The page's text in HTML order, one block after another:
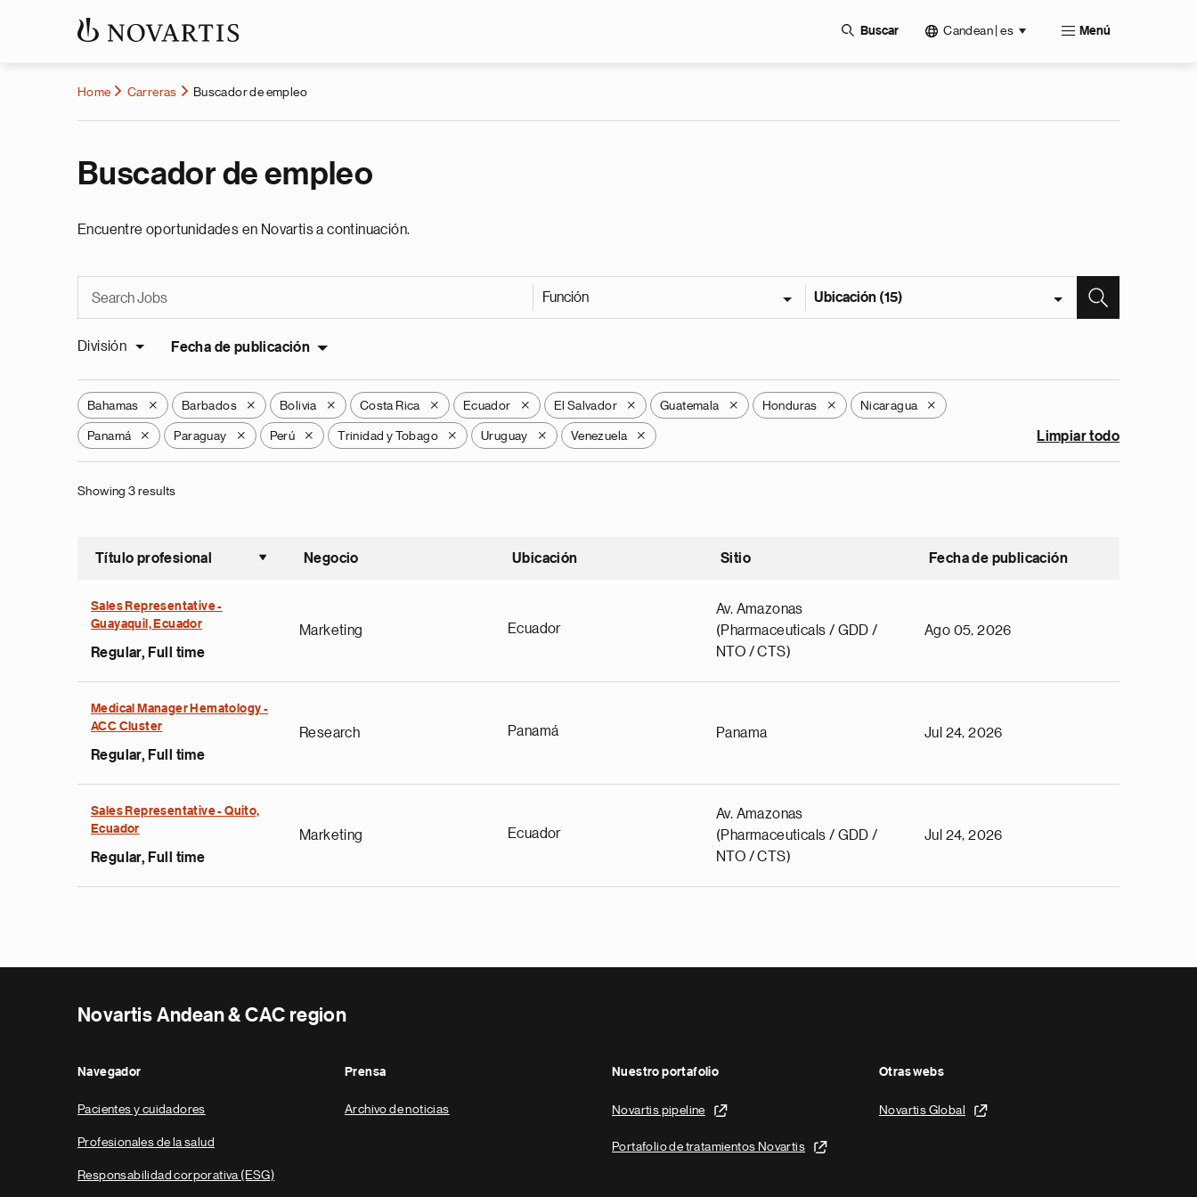
Buscar Candean | es Menú
Home Carreras Buscador de empleo
Buscador de empleo
Encuentre oportunidades en Novartis a continuación.
Función Ubicación (15)
División Fecha de publicación
Bahamas X Barbados X Bolivia X Costa Rica X Ecuador X El Salvador X Guatemala X Honduras X Nicaragua X
Panamá X Paraguay X Perú X Trinidad y Tobago X Uruguay X Venezuela X Limpiar todo
Showing 3 results
Título profesional
Ordenar ascendente
Negocio Ubicación Sitio Fecha de publicación
Sales Representative -
Guayaquil, Ecuador
Regular, Full time
Marketing Ecuador
Av. Amazonas
(Pharmaceuticals / GDD /
NTO / CTS)
Ago 05, 2026
Medical Manager Hematology -
ACC Cluster
Regular, Full time
Research Panamá Panama Jul 24, 2026
Sales Representative - Quito,
Ecuador
Regular, Full time
Marketing Ecuador
Av. Amazonas
(Pharmaceuticals / GDD /
NTO / CTS)
Jul 24, 2026
Novartis Andean & CAC region
Navegador
Pacientes y cuidadores
Profesionales de la salud
Responsabilidad corporativa (ESG)
Prensa
Archivo de noticias
Nuestro portafolio
Novartis pipeline
Portafolio de tratamientos Novartis
Otras webs
Novartis Global